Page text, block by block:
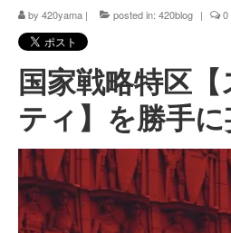
About:FOUR TWENTY
YouTube:420shibuya
420 Blog Full
www.h4wp.com
420friendly 通販
by 420yama | posted in: 420blog | 0
国家戦略特区
ティ】を勝手